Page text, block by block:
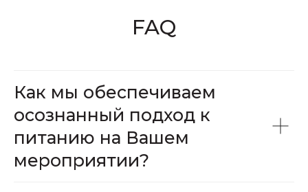
FAQ
Как мы обеспечиваем
осознанный подход к
питанию на Вашем
мероприятии?